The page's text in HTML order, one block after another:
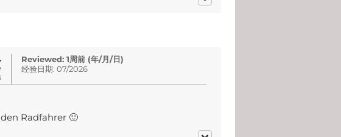
Reviewed: 1周前 (年/月/日)
经验日期: 07/2026
Radfahrer 🙂